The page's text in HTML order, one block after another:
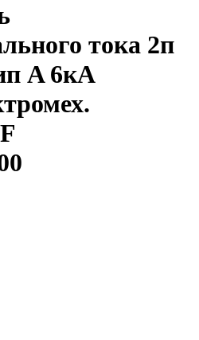
тока 2п
A 6кА